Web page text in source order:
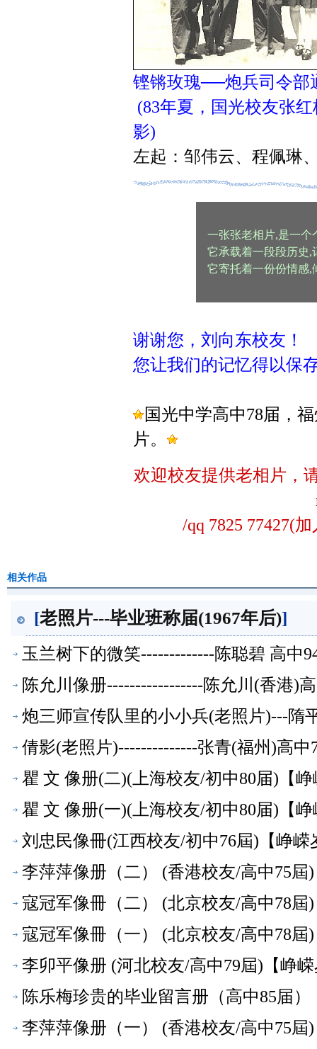
铿锵玫瑰──炮兵司令部
(83年夏，国光校友张
影)
左起：邹伟云、程佩琳
一张张老相片,是一个
它承载着一段段历史,
它寄托着一份份情感,
谢谢您，刘向东校友！
您让我们的记忆得以保
国光中学高中78届，
片。
欢迎校友提供老相片，
/qq 7825 77427(
相关作品
[老照片---毕业班称届(1967年后)]
玉兰树下的微笑-------------陈聪碧 高中
陈允川像册-----------------陈允川(香港)
炮三师宣传队里的小小兵(老照片)---隋
倩影(老照片)--------------张青(福州)高中
瞿 文 像册(二)(上海校友/初中80届)【
瞿 文 像册(一)(上海校友/初中80届)【
刘忠民像冊(江西校友/初中76屆)【峥嵘
李萍萍像册（二） (香港校友/高中75屆
寇冠军像冊（二） (北京校友/高中78屆
寇冠军像冊（一） (北京校友/高中78屆
李卯平像册 (河北校友/高中79屆)【峥
陈乐梅珍贵的毕业留言册（高中85届）
李萍萍像册（一） (香港校友/高中75屆